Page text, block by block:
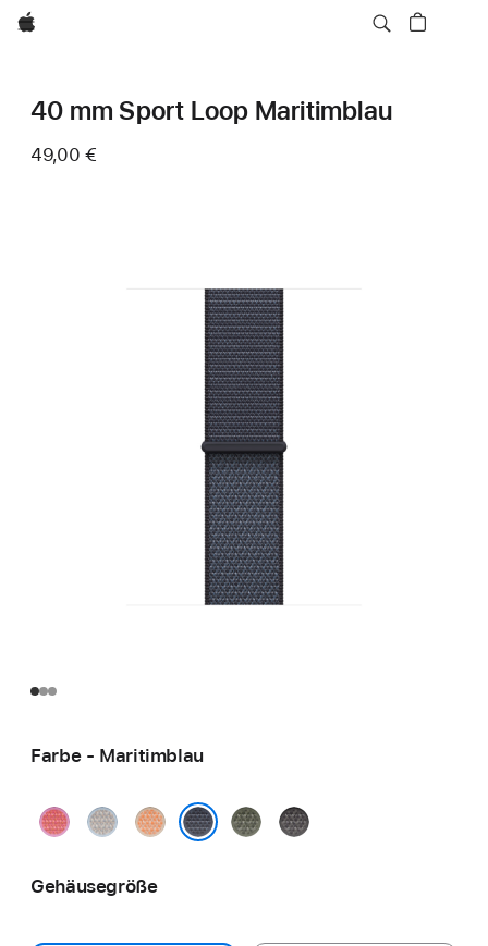
Apple
40 mm Sport Loop Maritimblau
49,00 €
Farbe - Maritimblau
GuavepinkGraublauCantaloupe WaldgrünDunkelgrau
Gehäusegröße